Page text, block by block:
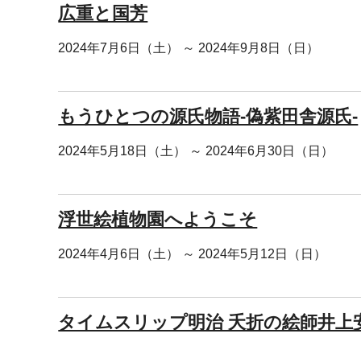
広重と国芳
2024年7月6日（土） ～ 2024年9月8日（日）
もうひとつの源氏物語-偽紫田舎源氏-
2024年5月18日（土） ～ 2024年6月30日（日）
浮世絵植物園へようこそ
2024年4月6日（土） ～ 2024年5月12日（日）
タイムスリップ明治 夭折の絵師井上